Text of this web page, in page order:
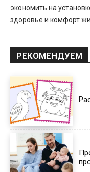
экономить на
здоровье и комфорт
РЕКОМЕНДУЕМ